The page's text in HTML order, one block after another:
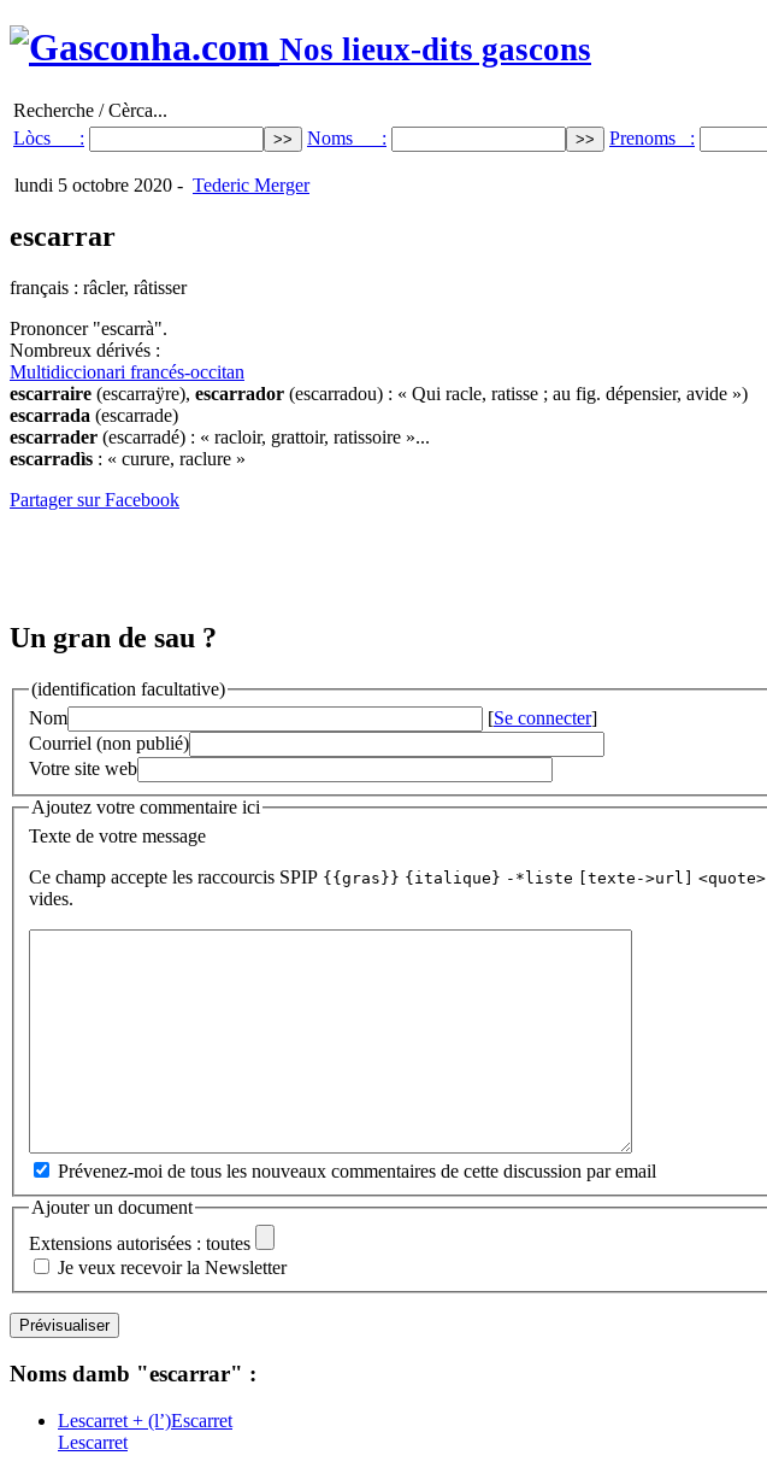
Nos lieux-dits gascons
Recherche / Cèrca...
Lòcs :
Noms : Prenoms :
lundi 5 octobre 2020 - Tederic Merger
escarrar
français : râcler, râtisser
Prononcer "escarrà".
Nombreux dérivés :
Multidiccionari francés-occitan
escarraire (escarraÿre), escarrador (escarradou) : « Qui racle, ratisse ; au fig. dépensier, avide »)
escarrada (escarrade)
escarrader (escarradé) : « racloir, grattoir, ratissoire »...
escarradìs : « curure, raclure »
Partager sur Facebook
Un gran de sau ?
(identification facultative)
Nom
[Se connecter]
Courriel (non publié)
Votre site web
Ajoutez votre commentaire ici
Texte de votre message
Ce champ accepte les raccourcis SPIP {{gras}} {italique} -*liste [texte->url] <quote>
vides.
Prévenez-moi de tous les nouveaux commentaires de cette discussion par email
Ajouter un document
Extensions autorisées : toutes
Je veux recevoir la Newsletter
Noms damb "escarrar" :
Lescarret + (l’)Escarret
Lescarret